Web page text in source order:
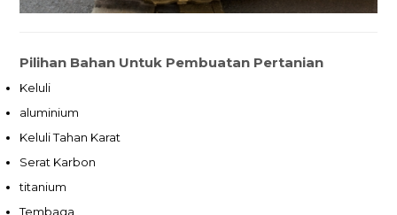
Pilihan Bahan Untuk Pembuatan Pertanian
Keluli
aluminium
Keluli Tahan Karat
Serat Karbon
titanium
Tembaga